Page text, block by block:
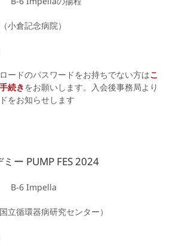
倉記念病院）
ードのパスワードをお持ちでない方はこ
続きをお願いします。入会後事務局より
をお知らせします
ー PUMP FES 2024
B-6 Impella
循環器病研究センター）